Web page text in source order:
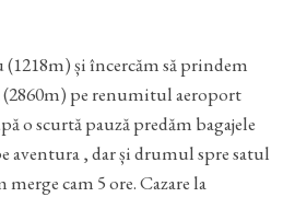
și încercăm să prindem
pe renumitul aeroport
o scurtă pauză predăm bagajele
aventura , dar și drumul spre satul
cam 5 ore. Cazare la